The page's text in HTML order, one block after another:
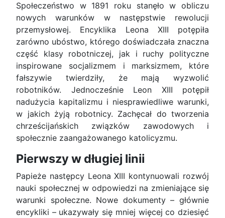
Społeczeństwo w 1891 roku stanęło w obliczu
nowych warunków w następstwie rewolucji
przemysłowej. Encyklika Leona XIII potępiła
zarówno ubóstwo, którego doświadczała znaczna
część klasy robotniczej, jak i ruchy polityczne
inspirowane socjalizmem i marksizmem, które
fałszywie twierdziły, że mają wyzwolić
robotników. Jednocześnie Leon XIII potępił
nadużycia kapitalizmu i niesprawiedliwe warunki,
w jakich żyją robotnicy. Zachęcał do tworzenia
chrześcijańskich związków zawodowych i
społecznie zaangażowanego katolicyzmu.
Pierwszy w długiej linii
Papieże następcy Leona XIII kontynuowali rozwój
nauki społecznej w odpowiedzi na zmieniające się
warunki społeczne. Nowe dokumenty – głównie
encykliki – ukazywały się mniej więcej co dziesięć